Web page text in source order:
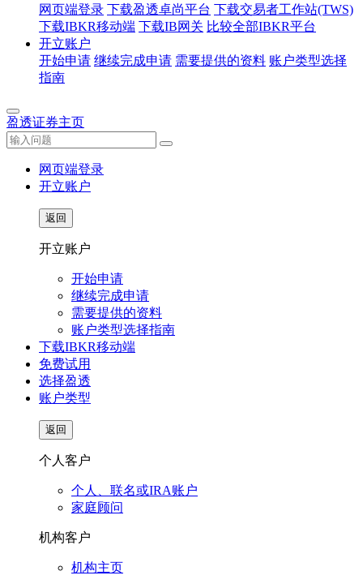
网页端登录 下载盈透卓尚平台 下载交易者工作站(TWS)
下载IBKR移动端 下载IB网关 比较全部IBKR平台
开立账户
开始申请 继续完成申请 需要提供的资料 账户类型选择
指南
盈透证券主页
网页端登录
开立账户
返回
开立账户
开始申请
继续完成申请
需要提供的资料
账户类型选择指南
下载IBKR移动端
免费试用
选择盈透
账户类型
返回
个人客户
个人、联名或IRA账户
家庭顾问
机构客户
机构主页